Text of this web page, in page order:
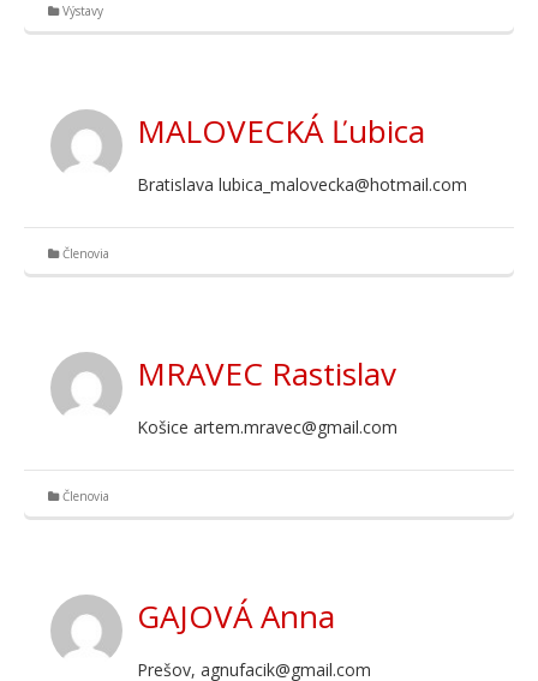
Výstavy
MALOVECKÁ Ľubica
Bratislava lubica_malovecka@hotmail.com
Členovia
MRAVEC Rastislav
Košice artem.mravec@gmail.com
Členovia
GAJOVÁ Anna
Prešov, agnufacik@gmail.com